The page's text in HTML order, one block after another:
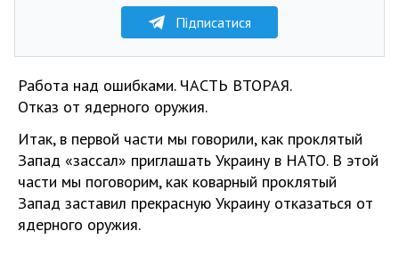
Підписатися
Работа над ошибками. ЧАСТЬ ВТОРАЯ.
Отказ от ядерного оружия.
Итак, в первой части мы говорили, как проклятый
Запад «зассал» приглашать Украину в НАТО. В этой
части мы поговорим, как коварный проклятый
Запад заставил прекрасную Украину отказаться от
ядерного оружия.